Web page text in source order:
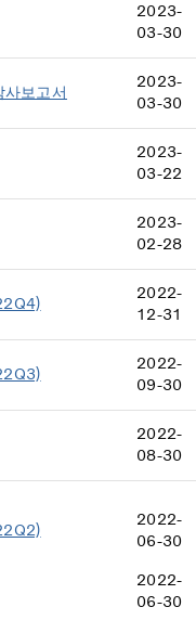
2023-
03-30
보고서
2023-
03-30
2023-
03-22
2023-
02-28
2022-
12-31
2022-
09-30
2022-
08-30
2022-
06-30
2022-
06-30